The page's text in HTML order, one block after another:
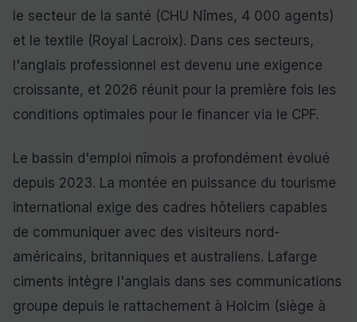
le secteur de la santé (CHU Nîmes, 4 000 agents)
et le textile (Royal Lacroix). Dans ces secteurs,
l'anglais professionnel est devenu une exigence
croissante, et 2026 réunit pour la première fois les
conditions optimales pour le financer via le CPF.
Le bassin d'emploi nîmois a profondément évolué
depuis 2023. La montée en puissance du tourisme
international exige des cadres hôteliers capables
de communiquer avec des visiteurs nord-
américains, britanniques et australiens. Lafarge
ciments intègre l'anglais dans ses communications
groupe depuis le rattachement à Holcim (siège à